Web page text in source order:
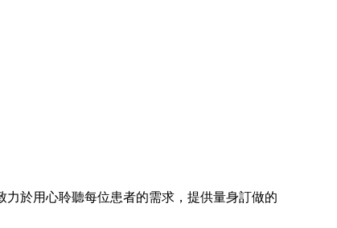
於用心聆聽每位患者的需求，提供量身訂做的